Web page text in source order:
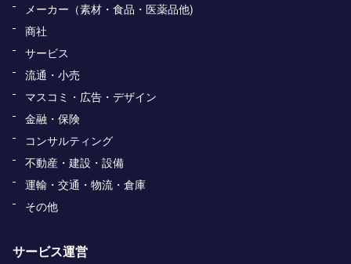
メーカー（素材・食品・医薬品他)
商社
サービス
流通・小売
マスコミ・広告・デザイン
金融・保険
コンサルティング
不動産・建設・設備
運輸・交通・物流・倉庫
その他
サービス運営